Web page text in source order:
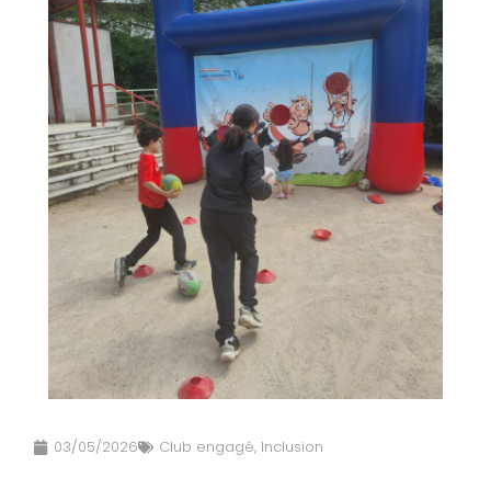
03/05/2026 Club engagé, Inclusion